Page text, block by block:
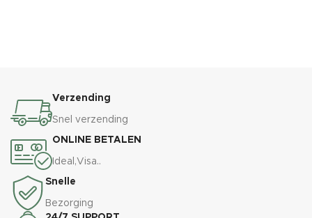
Verzending
Snel verzending
ONLINE BETALEN
Ideal,Visa..
Snelle
Bezorging